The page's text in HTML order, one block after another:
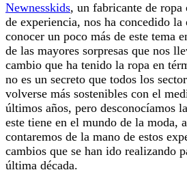
Newnesskids, un fabricante de ropa
de experiencia, nos ha concedido la
conocer un poco más de este tema
de las mayores sorpresas que nos
cambio que ha tenido la ropa en
no es un secreto que todos los
volverse más sostenibles con el
últimos años, pero desconocíamos
este tiene en el mundo de la moda,
contaremos de la mano de estos
cambios que se han ido realizando
última década.